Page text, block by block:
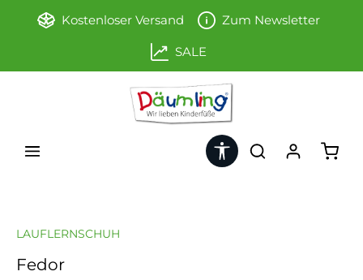
Zum Hauptinhalt springen
Kostenloser Versand Zum Newsletter
SALE
Werkzeugleiste anzeigen
LAUFLERNSCHUH
Fedor